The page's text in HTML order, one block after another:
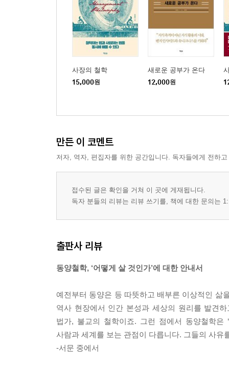
24강. 호연지기, 흔들리지 않는 당당한 삶의 비결
25강. 양주와 묵가 그리고 맹자
26강. 도가의 도, 유가의 도
29강. 공부의 비결, 격물치지와 거경함양
31강. 살아 있는 철학, 죽은 철학
32강. 한비자, 법가를 종합하다
34강. 법가란 무엇인가?
36강. 세, 군주의 수레
38강. 싯다르타, 해탈의 철학을 말하다
39강. 해탈로 가는 여덟 가지 바른 길
40강. 불교의 세계관, 연기란 무엇인가?
사장의 철학
15,000원
새로운 공부가 온다
12,000원
만든 이 코멘트
저자, 역자, 편집자를 위한 공간입니다. 독자들에게 전하
접수된 글은 확인을 거쳐 이 곳에 게재됩니다.
독자 분들의 리뷰는 리뷰 쓰기를, 책에 대한 문의는
출판사 리뷰
동양철학, ‘어떻게 살 것인가’에 대한 안내서
예전부터 동양은 등 따뜻하고 배부른 이상적인 삶
역사 현장에서 인간 본성과 세상의 원리를 발견
법가, 불교의 철학이죠. 그런 점에서 동양철학은
사람과 세계를 보는 관점이 다릅니다. 그들의 사
-서문 중에서